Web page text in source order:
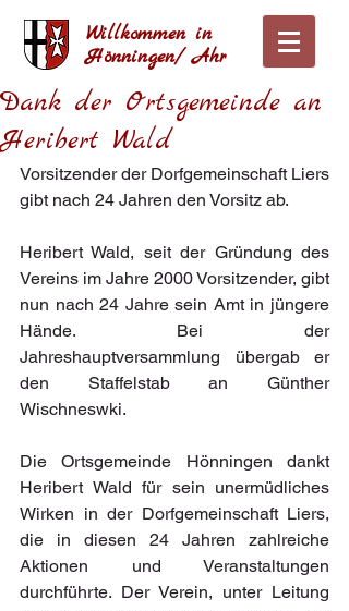
Willkommen in
Hönningen/ Ahr
Dank der Ortsgemeinde an
Heribert Wald
Vorsitzender der Dorfgemeinschaft Liers
gibt nach 24 Jahren den Vorsitz ab.
Heribert Wald, seit der Gründung des
Vereins im Jahre 2000 Vorsitzender, gibt
nun nach 24 Jahre sein Amt in jüngere
Hände. Bei der
Jahreshauptversammlung übergab er
den Staffelstab an Günther
Wischneswki.
Die Ortsgemeinde Hönningen dankt
Heribert Wald für sein unermüdliches
Wirken in der Dorfgemeinschaft Liers,
die in diesen 24 Jahren zahlreiche
Aktionen und Veranstaltungen
durchführte. Der Verein, unter Leitung